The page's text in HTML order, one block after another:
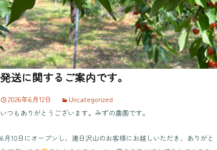
発送に関するご案内です。
2026年6月12日
Uncategorized
いつもありがとうございます。みずの農園です。
6月10日にオープンし、連日沢山のお客様にお越しいただき、ありがと